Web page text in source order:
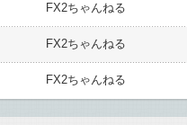
FX2ちゃんねる
FX2ちゃんねる
FX2ちゃんねる